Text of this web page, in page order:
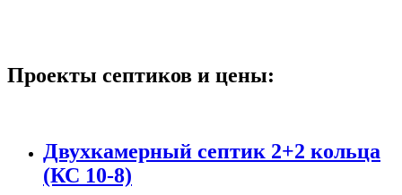
Проекты септиков и цены:
Двухкамерный септик 2+2 кольца
(КС 10-8)